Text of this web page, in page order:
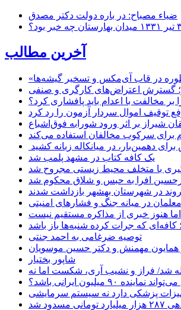
ضیاء مصباح: در باره دولت دکتر مصدق
آخرین مطالب
در قاب آی‌مکس و تسخیر گیشه‌ها
گسترش اعتراض‌های کارگری و صنفی
بر مخالفت با اعدام باید پافشاری کرد؟
توقیف اموال سردار آزمون را رد کرد
برای سرکوب مخالفان استفاده می‌کند
برای دهمین‌بار، در میانکاله زبانه کشید
یک کافه کتاب در مشهد پلمب شد
با متخلف محیط زیستی مجروح شد
افرا به حبس و شلاق محکوم شد
در شهرستان بهشهر بازداشت شدند
معلمان در میانه جنگ و فشارهای امنیتی
هنوز خبری از مذاکره مستقیم نیست
که جرات کرده شنبه‌ها باز باشد
توصیه ضرغامی به احمد جنتی
همایون مهمنش و دکتر حسین موسویان
شاپور بختیار
ایرانی باشد؟
پزشکی دارد نه سیستم سرمایشی
شد